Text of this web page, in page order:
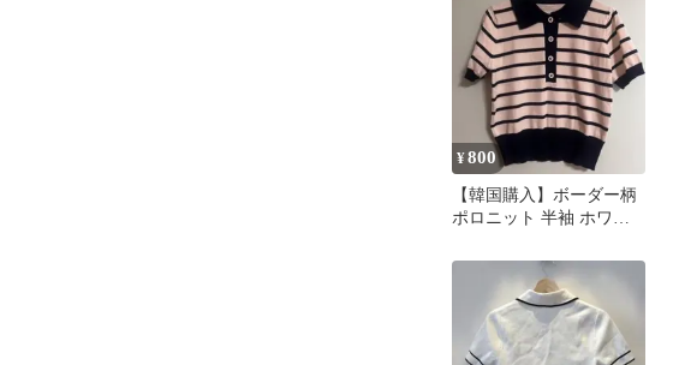
¥800
【韓国購入】ボーダー柄
ポロニット 半袖 ホワイ